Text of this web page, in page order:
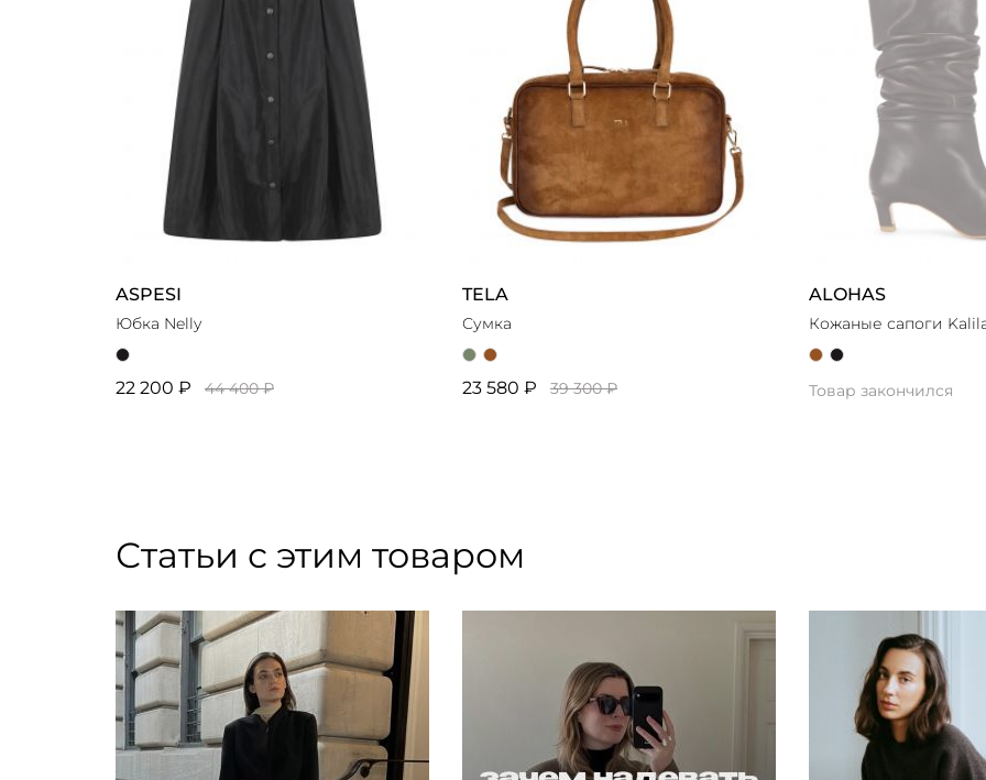
ASPESI
Юбка Nelly
22 200 ₽ 44 400 ₽
TELA
Сумка
23 580 ₽ 39 300 ₽
ALOHAS
Кожаные сапоги
Товар закончился
Статьи с этим товаром